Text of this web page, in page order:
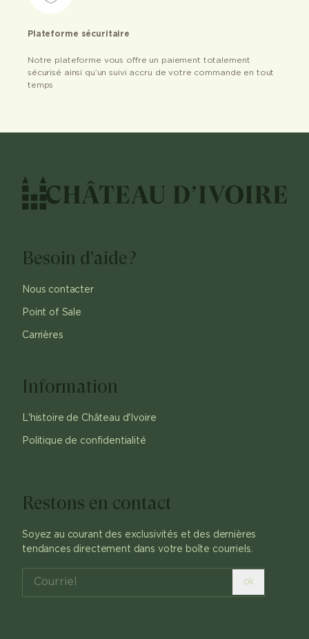
Plateforme sécuritaire
Notre plateforme vous offre un paiement totalement
sécurisé ainsi qu’un suivi accru de votre commande en tout
temps
Besoin d'aide?
Nous contacter
Point of Sale
Carrières
Information
L'histoire de Château d'Ivoire
Politique de confidentialité
Restons en contact
Soyez au courant des exclusivités et des dernières
tendances directement dans votre boîte courriels.
ok